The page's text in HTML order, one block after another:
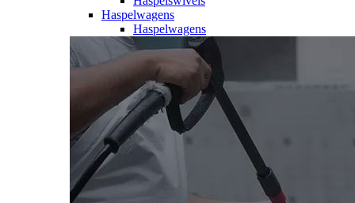
Haspelwagens
Haspelwagens